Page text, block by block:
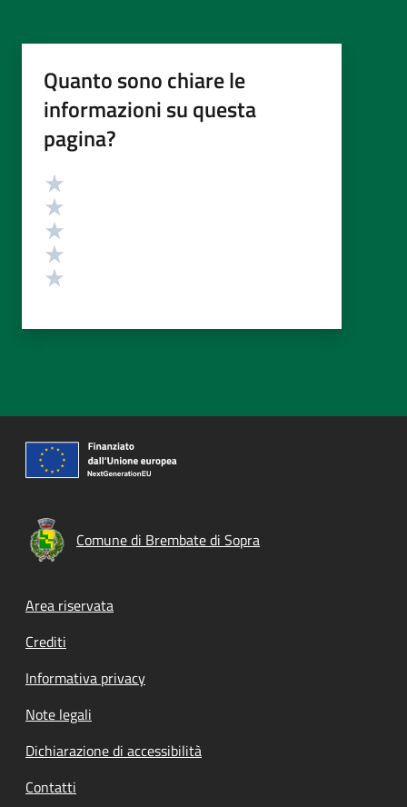
Quanto sono chiare le
informazioni su questa
pagina?
Valutazione
Comune di Brembate di Sopra
Footer menu
Area riservata
Crediti
Informativa privacy
Note legali
Dichiarazione di accessibilità
Contatti